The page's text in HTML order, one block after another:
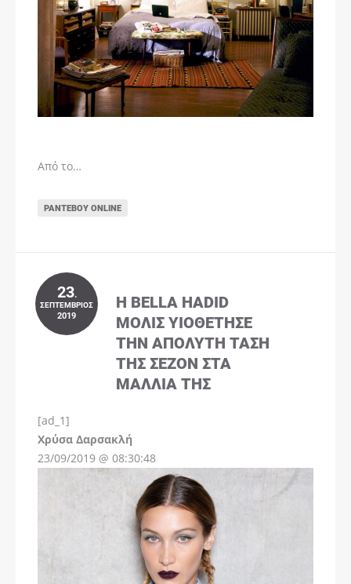
Από το…
ΡΑΝΤΕΒΟΎ ONLINE
23.
ΣΕΠΤΈΜΒΡΙΟΣ
2019
Η BELLA HADID
ΜΌΛΙΣ ΥΙΟΘΈΤΗΣΕ
ΤΗΝ ΑΠΌΛΥΤΗ ΤΆΣΗ
ΤΗΣ ΣΕΖΌΝ ΣΤΑ
ΜΑΛΛΙΆ ΤΗΣ
[ad_1]
Χρύσα Δαρσακλή
23/09/2019 @ 08:30:48